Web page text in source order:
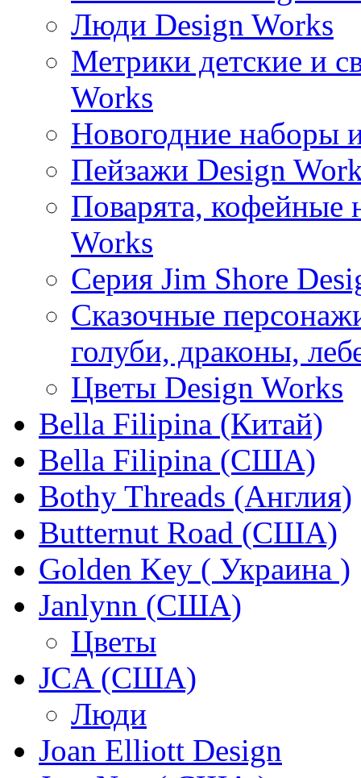
Люди Design Works
Метрики детские и
Works
Новогодние наборы
Пейзажи Design
Поварята, кофейные
Works
Серия Jim Shore
Сказочные
голуби, драконы,
Цветы Design Works
Bella Filipina (Китай)
Bella Filipina (США)
Bothy Threads (Англия)
Butternut Road (США)
Golden Key ( Украина )
Janlynn (США)
Цветы
JCA (США)
Люди
Joan Elliott Design